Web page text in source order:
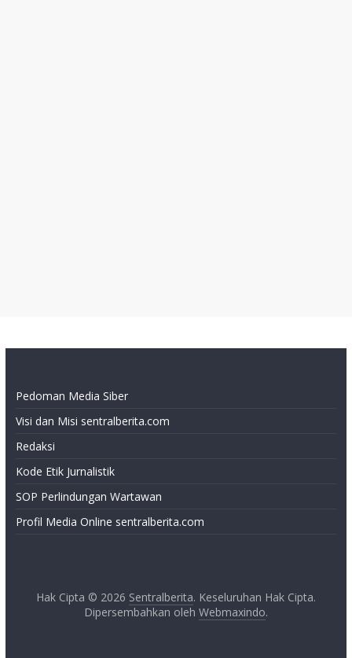
Pedoman Media Siber
Visi dan Misi sentralberita.com
Redaksi
Kode Etik Jurnalistik
SOP Perlindungan Wartawan
Profil Media Online sentralberita.com
Hak Cipta © 2026 Sentralberita. Keseluruhan Hak Cipta.
Dipersembahkan oleh Webmaxindo.